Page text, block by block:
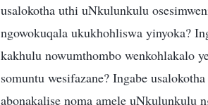
usalokotha uthi uNkulunkulu
ngowokuqala ukukhohliswa yinyoka?
kakhulu nowumthombo wenkohlakalo
somuntu wesifazane? Ingabe
abonakalise noma amele uNkulunkulu